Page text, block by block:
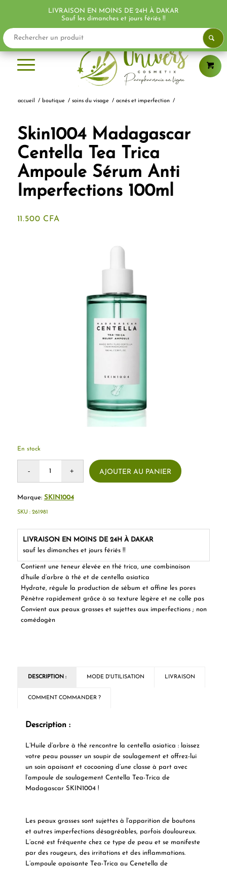
accueil / boutique / soins du visage / acnés et imperfection /
Skin1004 Madagascar
Centella Tea Trica
Ampoule Sérum Anti
Imperfections 100ml
11.500 CFA
Contient une teneur élevée en thé trica, une combinaison
d’huile d’arbre à thé et de centella asiatica
Hydrate, régule la production de sébum et affine les pores
Pénètre rapidement grâce à sa texture légère et ne colle pas
Convient aux peaux grasses et sujettes aux imperfections ; non
comédogèn
En stock
AJOUTER AU PANIER
Marque: SKIN1004
LIVRAISON EN MOINS DE 24H À DAKAR
sauf les dimanches et jours fériés !!
SKU : 261981
DESCRIPTION : MODE D'UTILISATION LIVRAISON
COMMENT COMMANDER ?
Description :
L’Huile d’arbre à thé rencontre la centella asiatica : laissez
votre peau pousser un soupir de soulagement et offrez-lui
un soin apaisant et cocooning d’une classe à part avec
l’ampoule de soulagement Centella Tea-Trica de
Madagascar SKIN1004 !
Les peaux grasses sont sujettes à l’apparition de boutons
et autres imperfections désagréables, parfois douloureux.
L’acné est fréquente chez ce type de peau et se manifeste
par des rougeurs, des irritations et des inflammations.
L’ampoule apaisante Tea-Trica au Cenetella de
LIVRAISON EN MOINS DE 24H À DAKAR
Sauf les dimanches et jours fériés !!